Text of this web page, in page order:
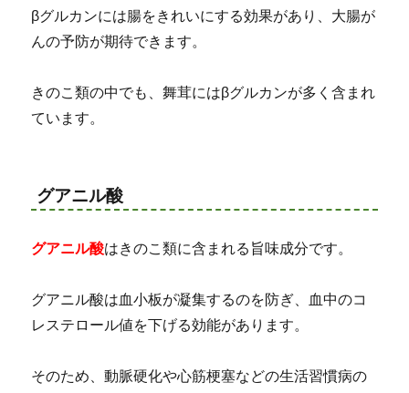
βグルカンには腸をきれいにする効果があり、大腸が
んの予防が期待できます。
きのこ類の中でも、舞茸にはβグルカンが多く含まれ
ています。
グアニル酸
グアニル酸はきのこ類に含まれる旨味成分です。
グアニル酸は血小板が凝集するのを防ぎ、血中のコ
レステロール値を下げる効能があります。
そのため、動脈硬化や心筋梗塞などの生活習慣病の